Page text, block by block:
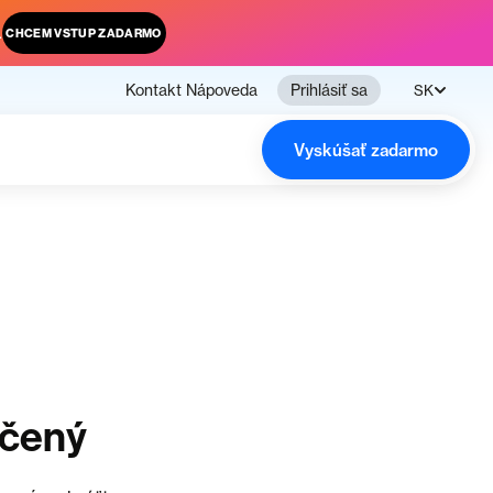
CHCEM VSTUP ZADARMO
Kontakt Nápoveda Prihlásiť sa SK
Vyskúšať zadarmo